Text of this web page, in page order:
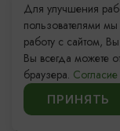
Контакты
+7 (4012)
8 (800)
Для улучшения
пользователями
работу с сайтом,
Вы всегда можете
браузера.
ПРИНЯТЬ